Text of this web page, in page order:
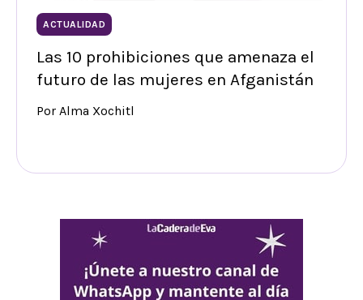
ACTUALIDAD
Las 10 prohibiciones que amenaza el
futuro de las mujeres en Afganistán
Por Alma Xochitl